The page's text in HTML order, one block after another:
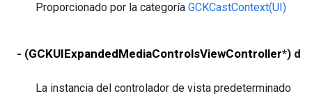
Proporcionado por la categoría GCKCastContext(UI)
- (GCKUIExpandedMediaControlsViewController*)
La instancia del controlador de vista predeterminado